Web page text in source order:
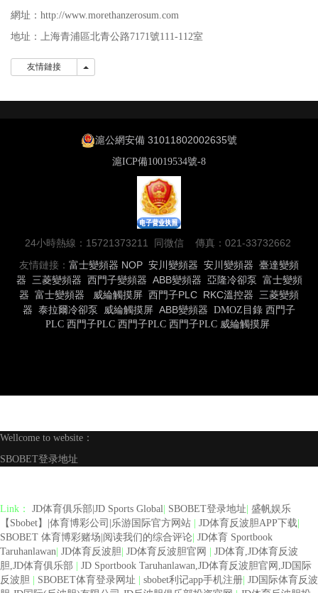
網址：http://www.morethanzerosum.com
地址：
上海青浦區北青公路7171號111-112室
友情鏈接
滬公網安備 31011802002635號
滬ICP備10019534號-8
24小時熱線：15721373211 同微信 傳真：021-33732662
友情鏈接： 富士變頻器 NOP 安川變頻器 安川變頻器 臺達變頻
器
三菱變頻器 西門子變頻器 ABB變頻器 亞隆冷卻泵 富士變頻
器 富士變頻器 威綸觸摸屏 西門子PLC RKC溫控器
三菱變頻
器 泰拉爾冷卻泵 威綸觸摸屏 ABB變頻器 DMOZ目錄 西門子
PLC 西門子PLC 西門子PLC 西門子PLC 威綸觸摸屏
Wellcome to website：
SBOBET登录地址
Link： JD体育俱乐部|JD Sports Global SBOBET登录地址 盛帆娱乐
【Sbobet】|体育博彩公司|乐游国际官方网站
JD体育反波胆APP下载
SBOBET 体育博彩赌场|阅读我们的综合评论 JD体育 Sportbook
Taruhanlawan JD体育反波胆 JD体育反波胆官网
JD体育,JD体育反波
胆,JD体育俱乐部
JD Sportbook Taruhanlawan,JD体育反波胆官网,JD国际
反波胆
SBOBET体育登录网址 sbobet利记app手机注册 JD国际体育反波